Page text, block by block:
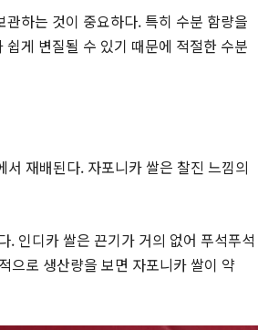
하는 것이 중요하다. 특히 수분 함량을
게 변질될 수 있기 때문에 적절한 수분
재배된다. 자포니카 쌀은 찰진 느낌의
. 인디카 쌀은 끈기가 거의 없어 푸석푸석
으로 생산량을 보면 자포니카 쌀이 약